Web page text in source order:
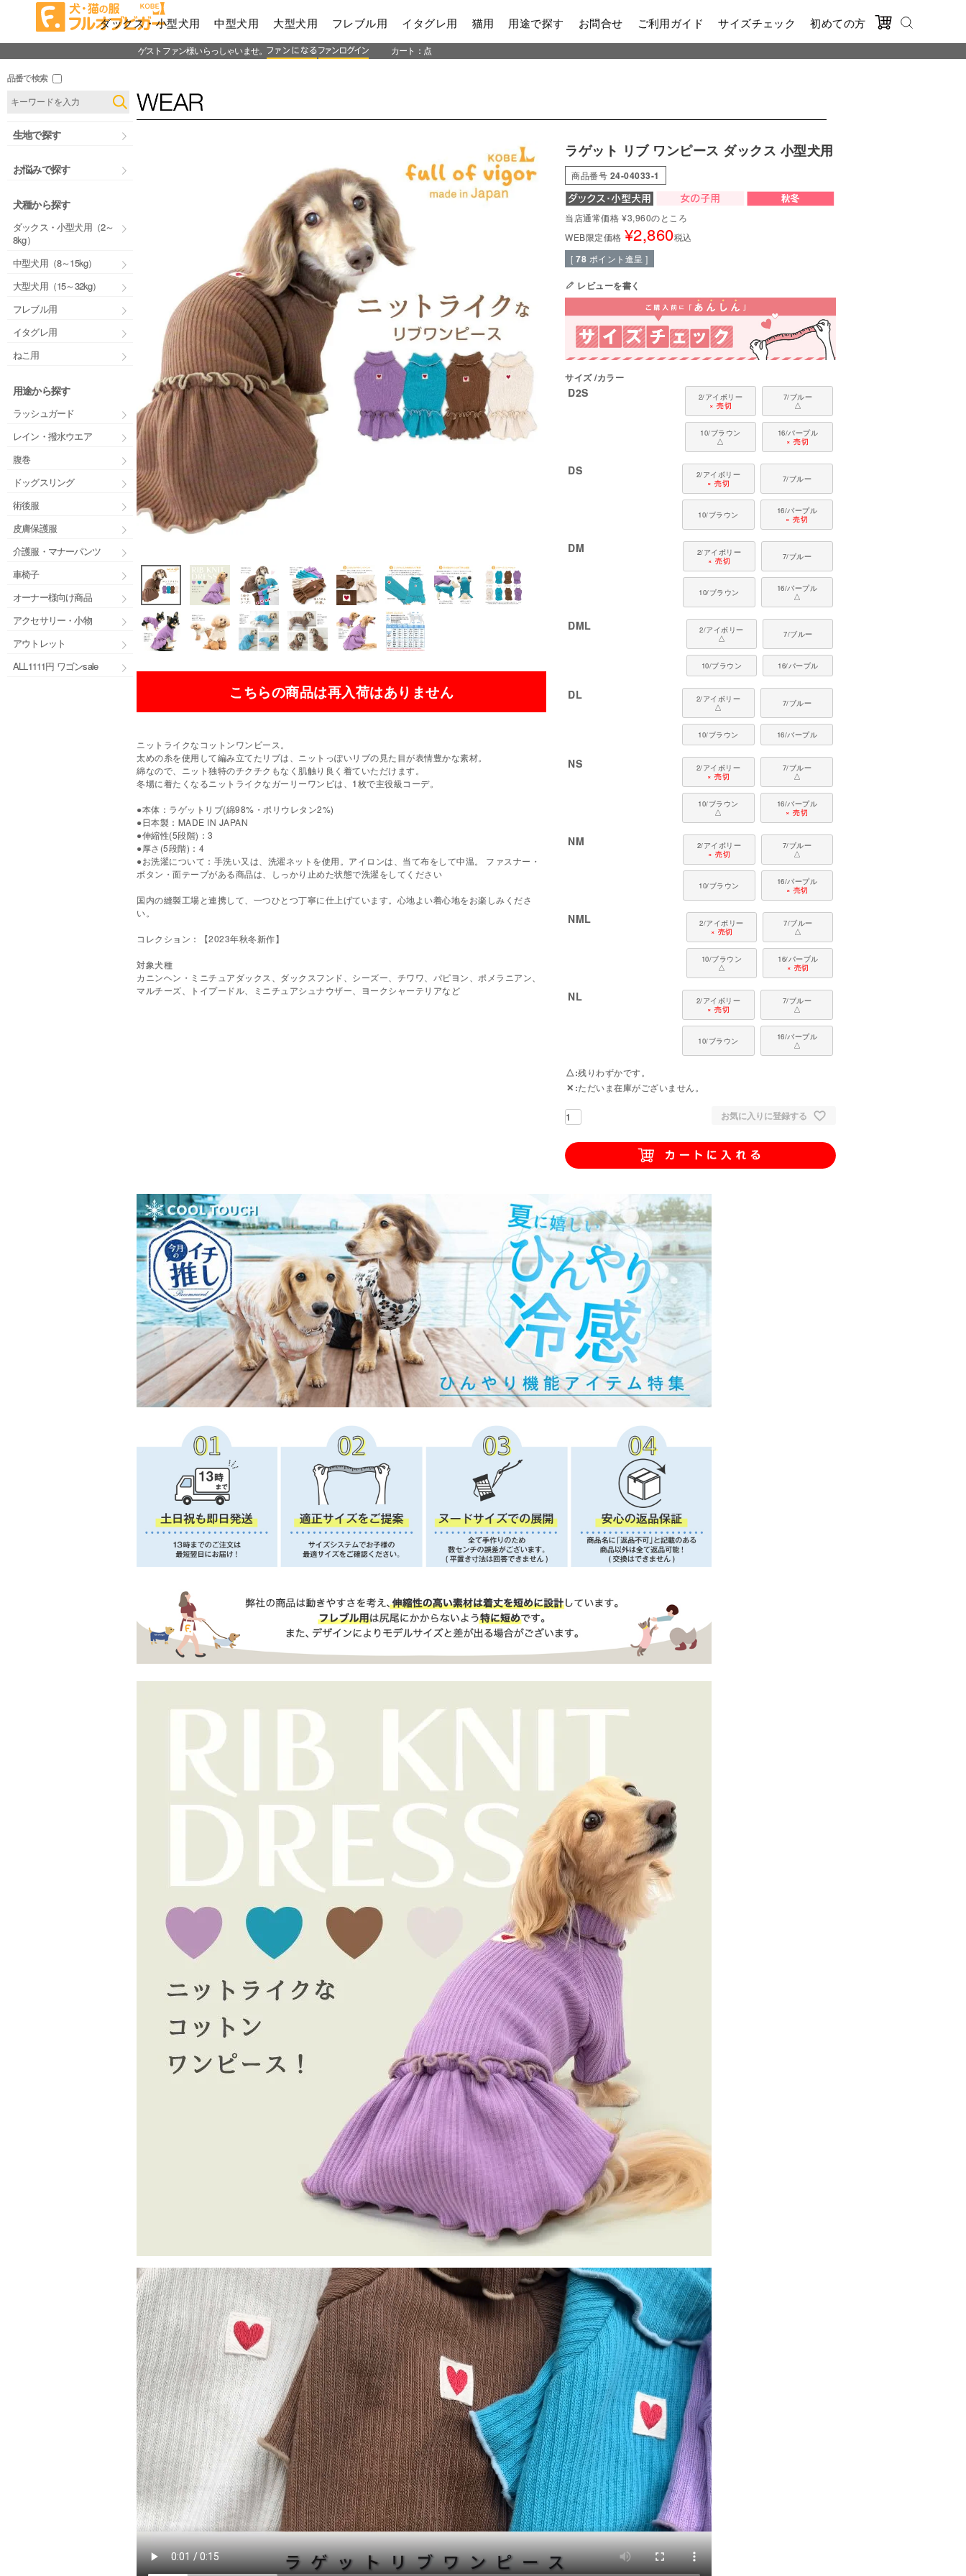
ダックス・小型犬用 中型犬用 大型犬用 フレブル用 イタグレ用 猫用 用途で探す お問合せ ご利用ガイド サイズチェック 初めての方
ゲストファン様いらっしゃいませ。 カート： 点
品番で検索
生地で探す
お悩みで探す
犬種から探す
ダックス・小型犬用（2～
8kg）
中型犬用（8～15kg）
大型犬用（15～32kg）
フレブル用
イタグレ用
ねこ用
用途から探す
ラッシュガード
レイン・撥水ウエア
腹巻
ドッグスリング
術後服
皮膚保護服
介護服・マナーパンツ
車椅子
オーナー様向け商品
アクセサリー・小物
アウトレット
ALL1111円 ワゴンsale
こちらの商品は再入荷はありません
ニットライクなコットンワンピース。
太めの糸を使用して編み立てたリブは、ニットっぽいリブの見た目が表情豊かな素材。
綿なので、ニット独特のチクチクもなく肌触り良く着ていただけます。
冬場に着たくなるニットライクなガーリーワンピは、1枚で主役級コーデ。
●本体：ラゲットリブ(綿98%・ポリウレタン2%)
●日本製：MADE IN JAPAN
●伸縮性(5段階)：3
●厚さ(5段階)：4
●お洗濯について：手洗い又は、洗濯ネットを使用。アイロンは、当て布をして中温。 ファスナー・
ボタン・面テープがある商品は、しっかり止めた状態で洗濯をしてください
国内の縫製工場と連携して、一つひとつ丁寧に仕上げています。心地よい着心地をお楽しみくださ
い。
コレクション：【2023年秋冬新作】
対象犬種
カニンヘン・ミニチュアダックス、ダックスフンド、シーズー、チワワ、パピヨン、ポメラニアン、
マルチーズ、トイプードル、ミニチュアシュナウザー、ヨークシャーテリアなど
ラゲット リブ ワンピース ダックス 小型犬用
商品番号 24-04033-1
当店通常価格 ¥3,960のところ
WEB限定価格 ¥2,860税込
[ 78 ポイント進呈 ]
レビューを書く
サイズ カラー
D2S
2/アイボリー
× 売切
7/ブルー
△
10/ブラウン
△
16/パープル
× 売切
DS
2/アイボリー
× 売切
7/ブルー
10/ブラウン
16/パープル
× 売切
DM
2/アイボリー
× 売切
7/ブルー
10/ブラウン
16/パープル
△
DML
2/アイボリー
△
7/ブルー
10/ブラウン 16/パープル
DL
2/アイボリー
△
7/ブルー
10/ブラウン 16/パープル
NS
2/アイボリー
× 売切
7/ブルー
△
10/ブラウン
△
16/パープル
× 売切
NM
2/アイボリー
× 売切
7/ブルー
△
10/ブラウン
16/パープル
× 売切
NML
2/アイボリー
× 売切
7/ブルー
△
10/ブラウン
△
16/パープル
× 売切
NL
2/アイボリー
× 売切
7/ブルー
△
10/ブラウン
16/パープル
△
△ 残りわずかです。
✕ ただいま在庫がございません。
お気に入りに登録する